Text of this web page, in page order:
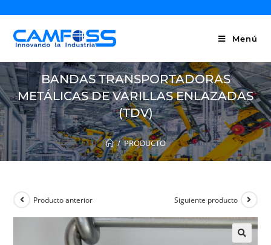
Menú
BANDAS TRANSPORTADORAS
METÁLICAS DE VARILLAS ENLAZADAS
(TDV)
/ PRODUCTO
Producto anterior Siguiente producto